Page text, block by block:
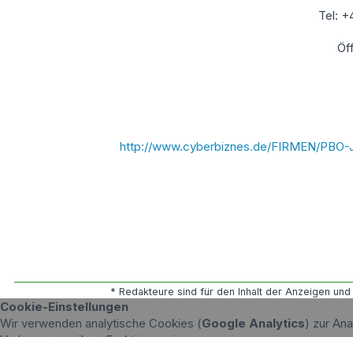
Tel:
http://www.cyberbiznes.de/FIRMEN/PBO-
* Redakteure sind für den Inhalt der Anzeigen
Cookie-Einstellungen
Wir verwenden analytische Cookies (Google Analytics) zur